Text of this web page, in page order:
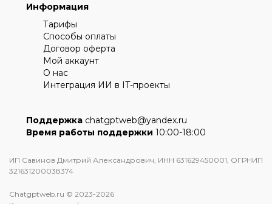
Информация
Тарифы
Способы оплаты
Договор оферта
Мой аккаунт
О нас
Интеграция ИИ в IT-проекты
Поддержка chatgptweb@yandex.ru
Время работы поддержки 10:00-18:00
ИП Савинов Дмитрий Александрович, ИНН 631629450001, ОГРНИП
321631200038374
Chatgptweb.ru © 2023-2026